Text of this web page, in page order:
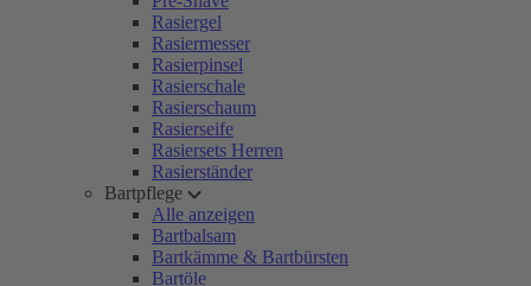
Rasiergel
Rasiermesser
Rasierpinsel
Rasierschale
Rasierschaum
Rasierseife
Rasiersets Herren
Rasierständer
Bartpflege
Alle anzeigen
Bartbalsam
Bartkämme & Bartbürsten
Bartöle